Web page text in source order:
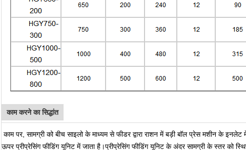
काम करने का सिद्धांत
काम पर, सामग्री को बीच साइलो के माध्यम से फीडर द्वारा राशन में बड़ी बॉल प्रेस मशीन के
ऊपर प्रीप्रेसिंग फीडिंग यूनिट में जाता है।प्रीप्रेसिंग फीडिंग यूनिट के अंदर सामग्री के स्तर को